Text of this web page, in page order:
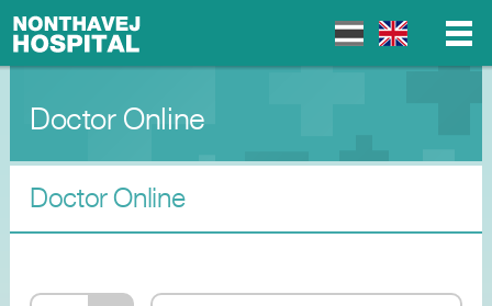
▼
Doctor Online
Doctor Online